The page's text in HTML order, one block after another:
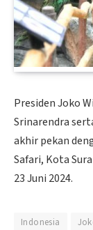
Presiden Joko
Srinarendra
akhir pekan
Safari, Kota
23 Juni 2024.
Indonesia